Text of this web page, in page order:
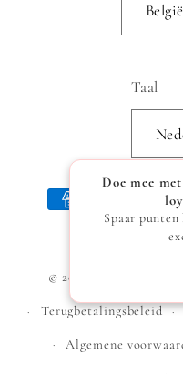
Taal
Betaalmethoden
© 2026,
Terugbetalingsbeleid
Algemene
Doe mee
Spaar